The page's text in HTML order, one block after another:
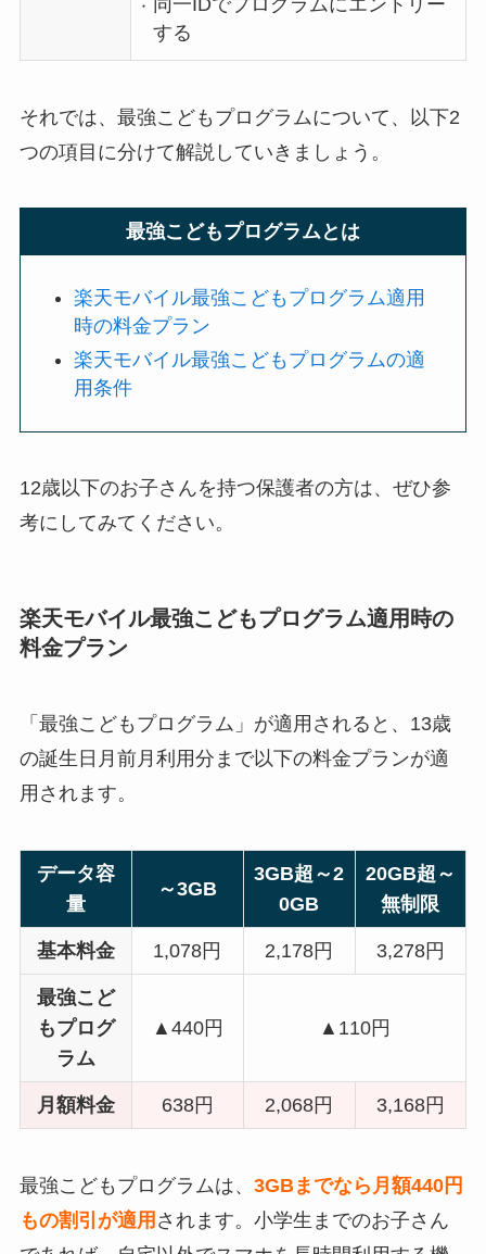
同一IDでプログラムにエントリー
する
それでは、最強こどもプログラムについて、以下2
つの項目に分けて解説していきましょう。
最強こどもプログラムとは
楽天モバイル最強こどもプログラム適用
時の料金プラン
楽天モバイル最強こどもプログラムの適
用条件
12歳以下のお子さんを持つ保護者の方は、ぜひ参
考にしてみてください。
楽天モバイル最強こどもプログラム適用時の
料金プラン
「最強こどもプログラム」が適用されると、13歳
の誕生日月前月利用分まで以下の料金プランが適
用されます。
月額料金 638円 2,068円 3,168円
データ容
量
～3GB
3GB超～2
0GB
20GB超～
無制限
基本料金 1,078円 2,178円 3,278円
最強こど
もプログ
ラム
▲440円 ▲110円
最強こどもプログラムは、 3GBまでなら月額440円
もの割引が適用 されます。小学生までのお子さん